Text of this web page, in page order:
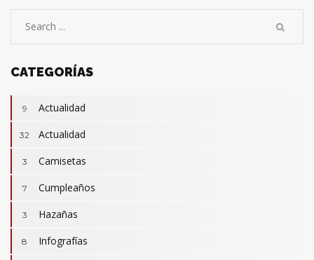
CATEGORÍAS
9 Actualidad
32 Actualidad
3 Camisetas
7 Cumpleaños
3 Hazañas
8 Infografías